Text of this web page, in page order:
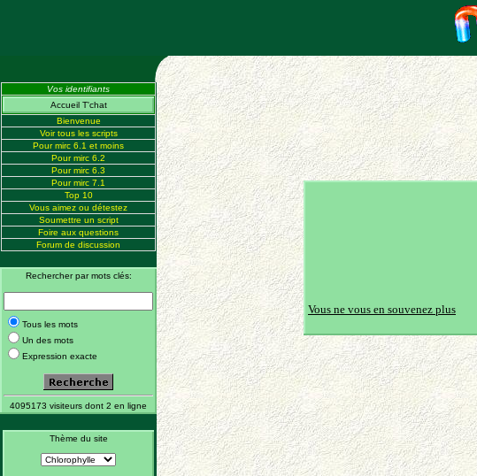
Vos identifiants
Accueil T'chat
Bienvenue
Voir tous les scripts
Pour mirc 6.1 et moins
Pour mirc 6.2
Pour mirc 6.3
Pour mirc 7.1
Top 10
Vous aimez ou détestez
Soumettre un script
Foire aux questions
Forum de discussion
Rechercher par mots clés:
Tous les mots
Un des mots
Expression exacte
4095173 visiteurs dont 2 en ligne
Thème du site
Vous ne vous en souvenez plus